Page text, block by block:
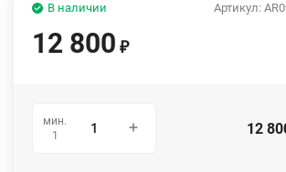
Артикул:
В наличии
12 800 ₽
мин.
1
12